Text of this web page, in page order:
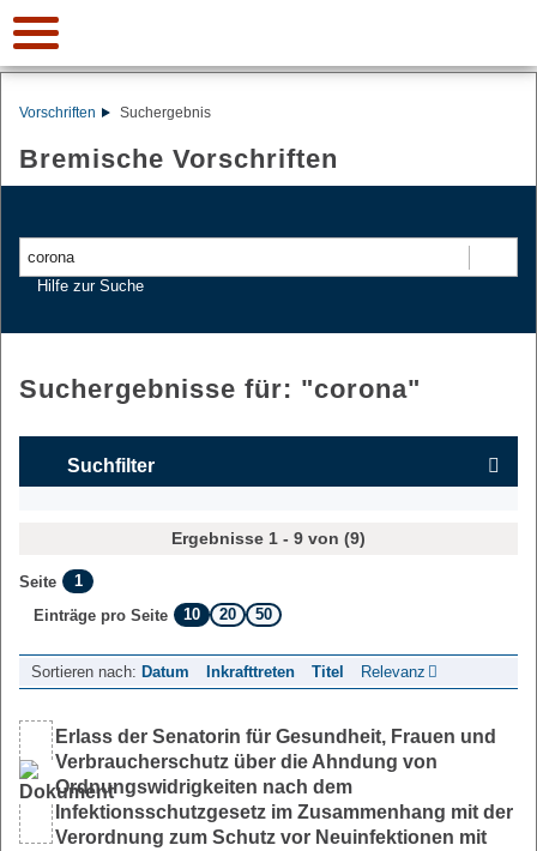
Vorschriften Suchergebnis
Bremische Vorschriften
Hilfe zur Suche
Suchergebnisse für: "corona"
Suchfilter
Ergebnisse 1 - 9 von (9)
Seite
1
Einträge pro Seite
10 20 50
Sortieren nach: Datum Inkrafttreten Titel Relevanz
Erlass der Senatorin für Gesundheit, Frauen und
Verbraucherschutz über die Ahndung von
Ordnungswidrigkeiten nach dem
Infektionsschutzgesetz im Zusammenhang mit der
Verordnung zum Schutz vor Neuinfektionen mit